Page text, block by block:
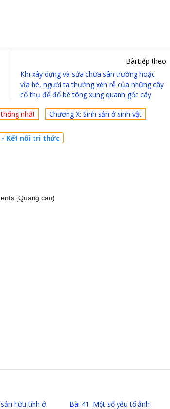
Bài tiếp theo
Khi xây dựng và sửa chữa sân trường hoặc
vỉa hè, người ta thường xén rễ của những cây
cổ thụ để đổ bê tông xung quanh gốc cây
nhất Chương X: Sinh sản ở sinh vật
- Kết nối tri thức
(Quảng cáo)
sản hữu tính ở Bài 41. Một số yếu tố ảnh